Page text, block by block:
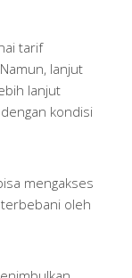
tarif
lanjut
lanjut
kondisi
mengakses
oleh